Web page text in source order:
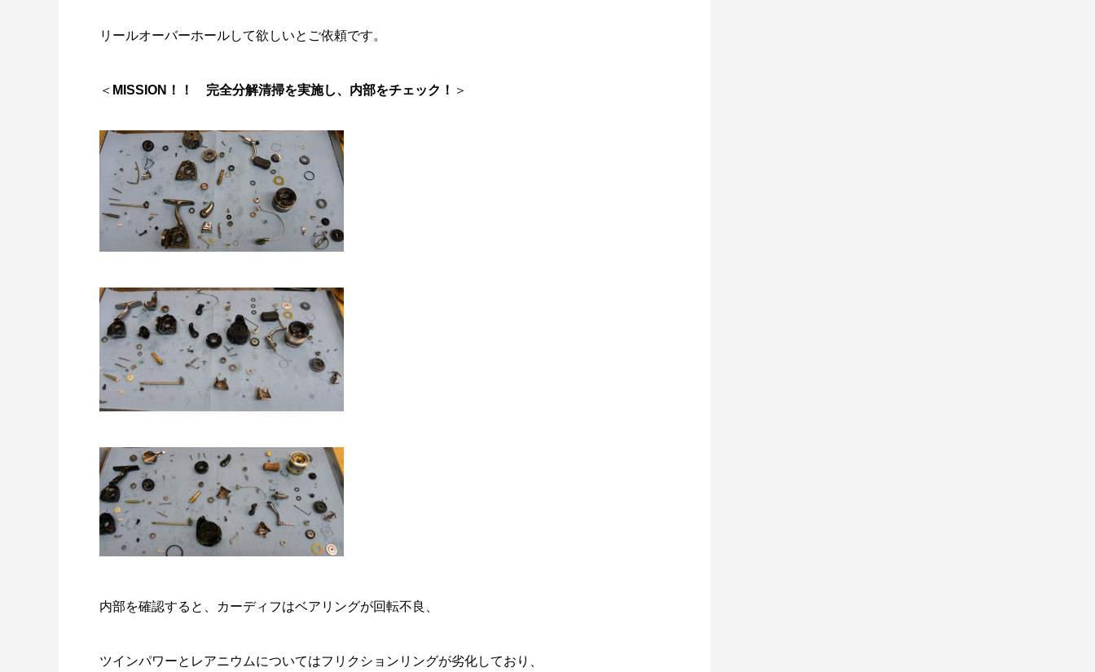
（第22回）コラム
リールオーバーホールして欲しいとご依頼です。
＜ MISSION！！ 完全分解清掃を実施し、内部をチェック！ ＞
内部を確認すると、カーディフはベアリングが回転不良、
ツインパワーとレアニウムについてはフリクションリングが劣化しており、